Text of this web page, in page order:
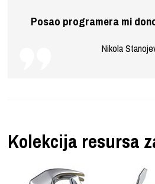
Posao programera mi
Nikola
Kolekcija resursa